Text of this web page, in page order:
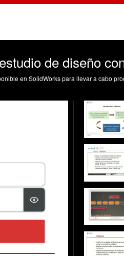
de diseño